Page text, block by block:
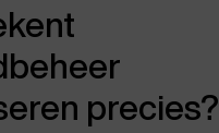
precies?